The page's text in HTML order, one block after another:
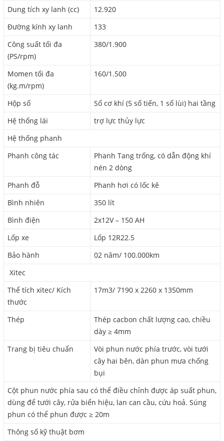
Dung tích xy lanh (cc)
12.920
Đường kính xy lanh
133
Công suất tối đa
(PS/rpm)
380/1.900
Momen tối đa
(kg.m/rpm)
160/1.500
Hộp số
Số cơ khí (5 số tiến, 1 số lùi) hai tầng
Hệ thống lái
trợ lực thủy lực
Hệ thống phanh
Phanh công tác
Phanh Tang trống, có dẫn động khí
nén 2 dòng
Phanh đỗ
Phanh hơi có lốc kê
Bình nhiên
350 lít
Bình điện
2x12V – 150 AH
Lốp xe
Lốp 12R22.5
Bảo hành
02 năm/ 100.000km
Xitec
Thể tích xitec/ Kích
thước
17m3/ 7190 x 2260 x 1350mm
Thép
Thép cacbon chất lượng cao, chiều
dày ≥ 4mm
Trang bị tiêu chuẩn
Vòi phun nước phía trước, vòi tưới
cây hai bên, dàn phun mưa chống
bụi
Cột phun nước phía sau có thể điều chỉnh được áp suất phun,
dùng để tưới cây, rửa biển hiệu, lan can cầu, cứu hoả. Súng
phun có thể phun được ≥ 20m
Thông số kỹ thuật bơm